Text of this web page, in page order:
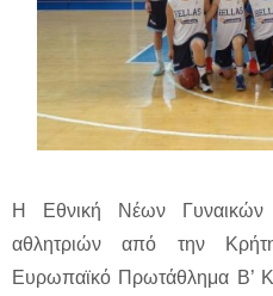
Η Εθνική Νέων Γυναικών
αθλητριών από την
Ευρωπαϊκό Πρωτάθλημα Β’